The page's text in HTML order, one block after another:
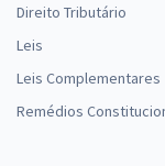
Direito Tributário
Leis
Leis Complementares
Remédios